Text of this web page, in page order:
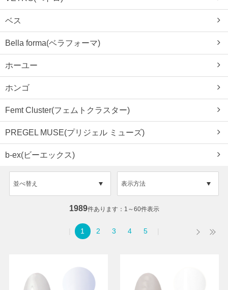
ベス
Bella forma(ベラフォーマ)
ホーユー
ホンゴ
Femt Cluster(フェムトクラスター)
PREGEL MUSE(プリジェル ミューズ)
b-ex(ビーエックス)
表示方法
並べ替え
1989件あります 1～60件表示
1 2 3 4 5